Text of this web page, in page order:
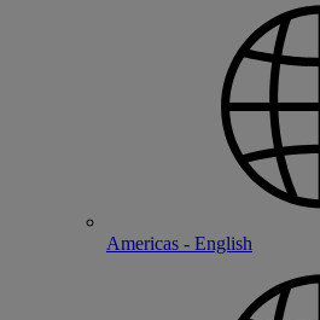
Americas - English